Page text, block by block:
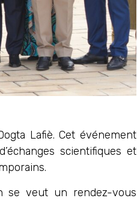
Lafiè. Cet événement
scientifiques et
se veut un rendez-vous